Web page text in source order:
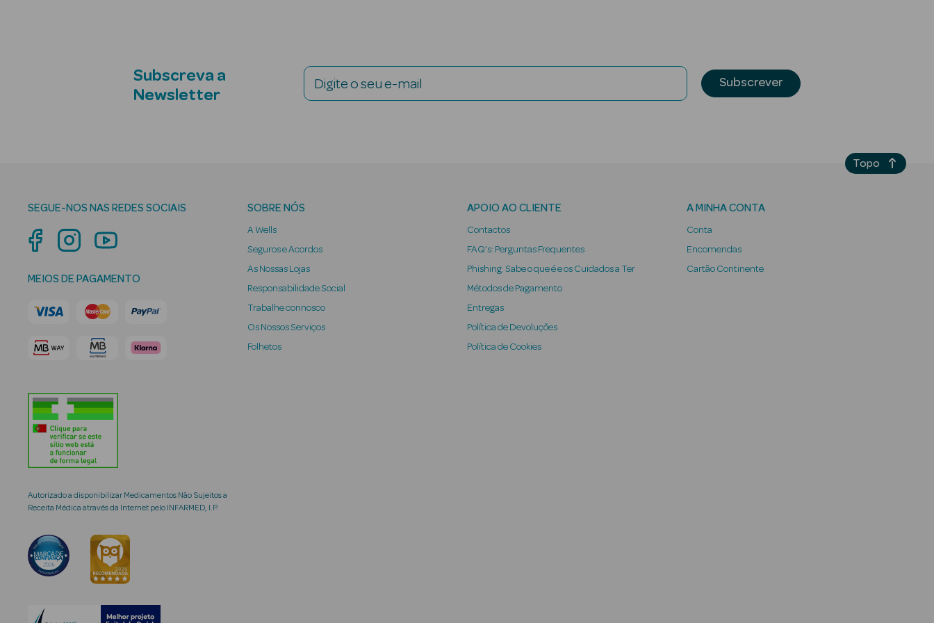
Subscreva a
Newsletter
Digite o seu e-mail Subscrever
SEGUE-NOS NAS REDES SOCIAIS
MEIOS DE PAGAMENTO
Autorizado a disponibilizar Medicamentos Não Sujeitos a
Receita Médica através da Internet pelo INFARMED, I.P.
SOBRE NÓS
A Wells
Seguros e Acordos
As Nossas Lojas
Responsabilidade Social
Trabalhe connosco
Os Nossos Serviços
Folhetos
APOIO AO CLIENTE
Contactos
FAQ's: Perguntas Frequentes
Phishing: Sabe o que é e os Cuidados a Ter
Métodos de Pagamento
Entregas
Política de Devoluções
Política de Cookies
A MINHA CONTA
Conta
Encomendas
Cartão Continente
Topo